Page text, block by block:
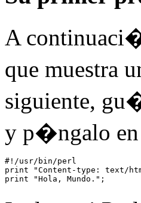
A
que muestra
siguiente,
y p�ngalo
#!/usr/bin/perl
print "Content-type: text/
print "Hola, Mundo.";